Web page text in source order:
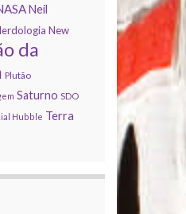
Neil
New
da
Plutão
Saturno SDO
Hubble Terra